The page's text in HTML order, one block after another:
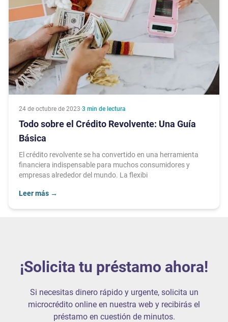
24 de octubre de 2023·3 min de lectura
Todo sobre el Crédito Revolvente: Una Guía
Básica
El crédito revolvente se ha convertido en una herramienta
financiera indispensable para muchos consumidores y
empresas alrededor del mundo. La flexibi
Leer más →
¡Solicita tu préstamo ahora!
Si necesitas dinero rápido y urgente, solicita un
microcrédito online en nuestra web y recibirás el
préstamo en cuestión de minutos.